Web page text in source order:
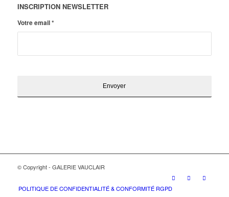
INSCRIPTION NEWSLETTER
Votre email*
© Copyright - GALERIE VAUCLAIR
POLITIQUE DE CONFIDENTIALITÉ & CONFORMITÉ RGPD